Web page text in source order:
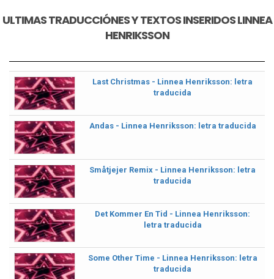
ULTIMAS TRADUCCIÓNES Y TEXTOS INSERIDOS LINNEA
HENRIKSSON
Last Christmas - Linnea Henriksson: letra
traducida
Andas - Linnea Henriksson: letra traducida
Småtjejer Remix - Linnea Henriksson: letra
traducida
Det Kommer En Tid - Linnea Henriksson:
letra traducida
Some Other Time - Linnea Henriksson: letra
traducida